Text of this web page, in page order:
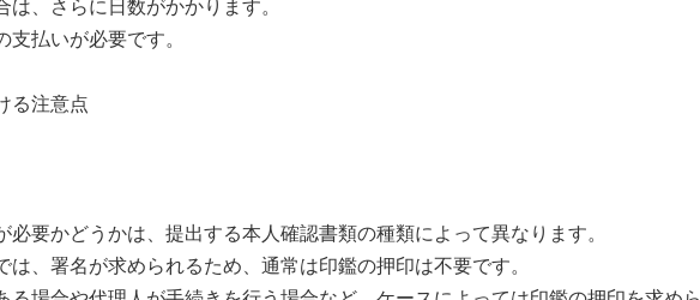
、さらに日数がかかります。
払いが必要です。
る注意点
要かどうかは、提出する本人確認書類の種類によって異なります。
、署名が求められるため、通常は印鑑の押印は不要です。